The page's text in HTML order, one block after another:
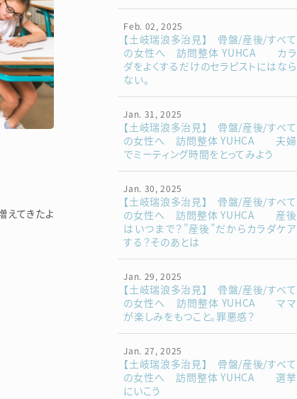
えてきたよ
Feb. 02, 2025
【土岐瑞浪多治見】 骨盤/産後/すべて
の女性へ 訪問整体 YUHCA カラ
ダをよくするだけのセラピストにはなら
ない。
Jan. 31, 2025
【土岐瑞浪多治見】 骨盤/産後/すべて
の女性へ 訪問整体 YUHCA 夫婦
でミーティング時間をとってみよう
Jan. 30, 2025
【土岐瑞浪多治見】 骨盤/産後/すべて
の女性へ 訪問整体 YUHCA 産後
はいつまで？”産後”だからカラダケア
する？そのあとは
Jan. 29, 2025
【土岐瑞浪多治見】 骨盤/産後/すべて
の女性へ 訪問整体 YUHCA ママ
が楽しみをもつこと。罪悪感？
Jan. 27, 2025
【土岐瑞浪多治見】 骨盤/産後/すべて
の女性へ 訪問整体 YUHCA 選挙
にいこう